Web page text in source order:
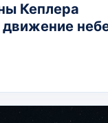
Кеплера
движение